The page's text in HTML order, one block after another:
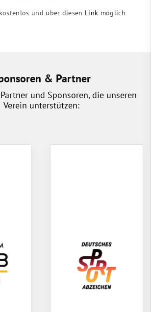
und über diesen Link möglich
& Partner
und Sponsoren, die unseren
Verein unterstützen: